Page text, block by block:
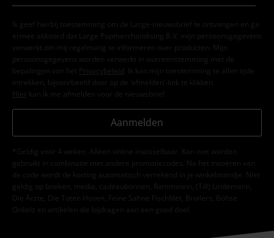
Ik geef hierbij toestemming om de Large-nieuwsbrief te ontvangen en ga
ermee akkoord dat Large Popmerchandising B.V. mijn persoonsgegevens
verwerkt om mij regelmatig te informeren over producten. Mijn
persoonsgegevens worden verwerkt in overeenstemming met de
bepalingen van het
Privacybeleid . Ik kan mijn toestemming te allen tijde
intrekken, bijvoorbeeld door op de ‘afmelden’-link te klikken.
Hier kan ik me afmelden voor de nieuwsbrief.
Aanmelden
*Geldig voor 4 weken. Alleen online inwisselbaar. Kan niet worden
gebruikt in combinatie met andere promotiecodes. Na het invoeren van
de code wordt de korting automatisch verrekend in je winkelmandje. Niet
geldig op boeken, media, cadeaubonnen, Rammstein, (Till) Lindemann,
Die Ärzte, Die Toten Hosen, Feine Sahne Fischfilet, Broilers, Böhse
Onkelz en artikelen die bijdragen aan een goed doel.